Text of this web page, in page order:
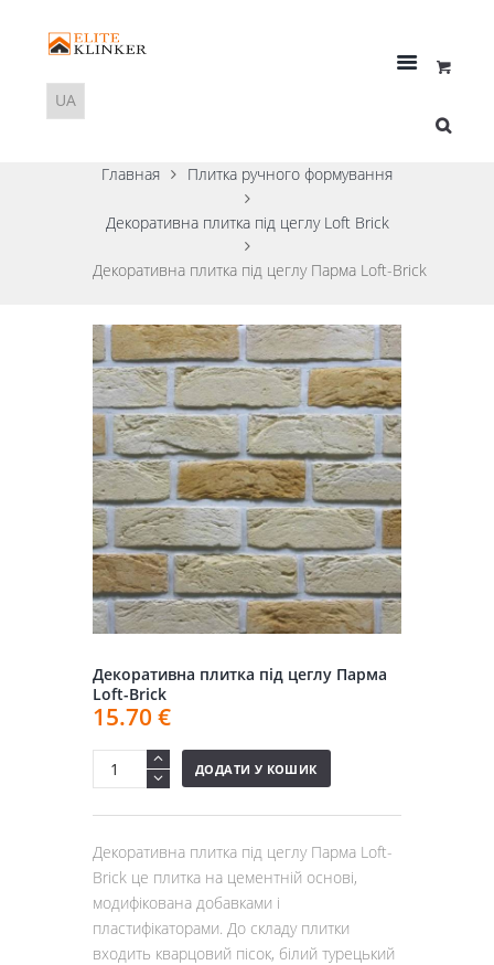
Главная Плитка ручного формування
Декоративна плитка під цеглу Loft Brick
Декоративна плитка під цеглу Парма Loft-Brick
Декоративна плитка під цеглу Парма
Loft-Brick
15.70 €
ДОДАТИ У КОШИК
Декоративна плитка під цеглу Парма Loft-
Brick це плитка на цементній основі,
модифікована добавками і
пластифікаторами. До складу плитки
входить кварцовий пісок, білий турецький